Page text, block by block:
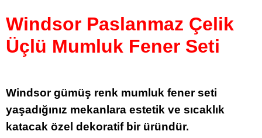
Windsor Paslanmaz Çelik
Üçlü Mumluk Fener Seti
Windsor gümüş renk mumluk fener seti
yaşadığınız mekanlara estetik ve sıcaklık
katacak özel dekoratif bir üründür.